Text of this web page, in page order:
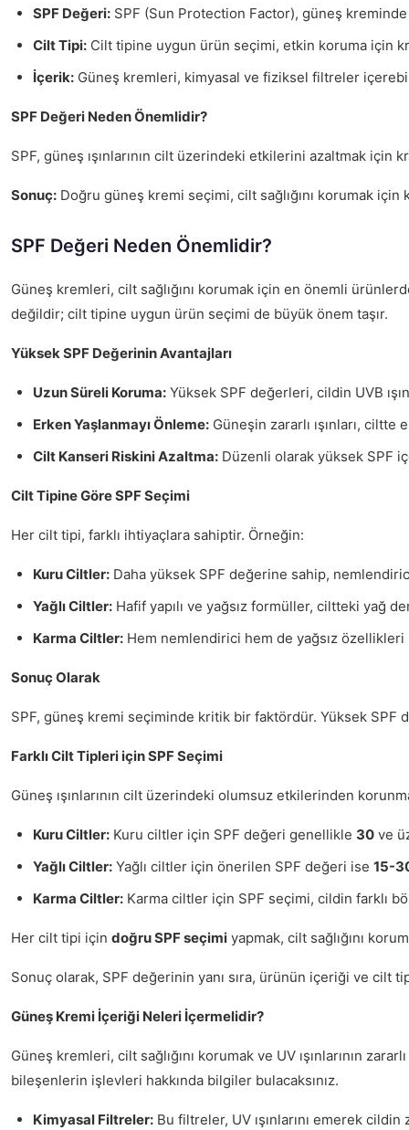
SPF Değeri: SPF (Sun Protection Factor), güneş
Cilt Tipi: Cilt tipine uygun ürün seçimi, etkin koruma için
İçerik: Güneş kremleri, kimyasal ve fiziksel filtreler
SPF Değeri Neden Önemlidir?
SPF, güneş ışınlarının cilt üzerindeki etkilerini azaltmak için
Sonuç: Doğru güneş kremi seçimi, cilt sağlığını korumak
SPF Değeri Neden Önemlidir?
Güneş kremleri, cilt sağlığını korumak için en önemli
değildir; cilt tipine uygun ürün seçimi de büyük önem taşır.
Yüksek SPF Değerinin Avantajları
Uzun Süreli Koruma: Yüksek SPF değerleri, cildin UVB
Erken Yaşlanmayı Önleme: Güneşin zararlı ışınları,
Cilt Kanseri Riskini Azaltma: Düzenli olarak yüksek SPF
Cilt Tipine Göre SPF Seçimi
Her cilt tipi, farklı ihtiyaçlara sahiptir. Örneğin:
Kuru Ciltler: Daha yüksek SPF değerine sahip,
Yağlı Ciltler: Hafif yapılı ve yağsız formüller, ciltteki yağ
Karma Ciltler: Hem nemlendirici hem de yağsız
Sonuç Olarak
SPF, güneş kremi seçiminde kritik bir faktördür. Yüksek SPF
Farklı Cilt Tipleri için SPF Seçimi
Güneş ışınlarının cilt üzerindeki olumsuz etkilerinden
Kuru Ciltler: Kuru ciltler için SPF değeri genellikle 30 ve
Yağlı Ciltler: Yağlı ciltler için önerilen SPF değeri ise 15-
Karma Ciltler: Karma ciltler için SPF seçimi, cildin farklı
Her cilt tipi için doğru SPF seçimi yapmak, cilt sağlığını
Sonuç olarak, SPF değerinin yanı sıra, ürünün içeriği ve cilt
Güneş Kremi İçeriği Neleri İçermelidir?
Güneş kremleri, cilt sağlığını korumak ve UV ışınlarının
bileşenlerin işlevleri hakkında bilgiler bulacaksınız.
Kimyasal Filtreler: Bu filtreler, UV ışınlarını emerek